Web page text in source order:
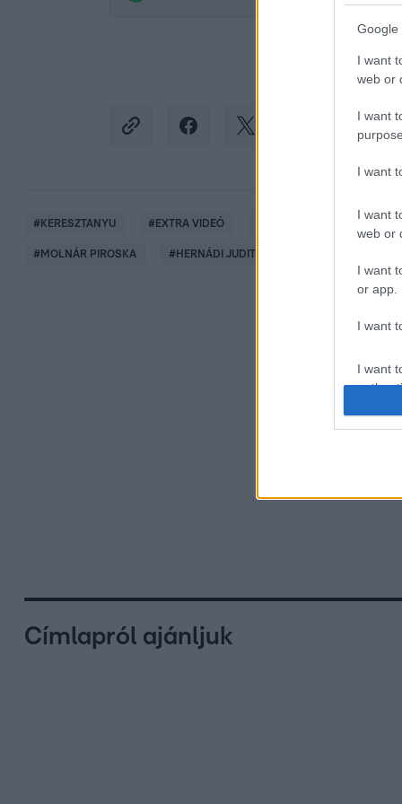
Google
I want
web or
I want
I want
I want
web or
I want
or app.
I want
I want
#KERESZTANYU #EXTRA VIDEÓ
#MOLNÁR PIROSKA #HERNÁDI JUDIT
Címlapról ajánljuk